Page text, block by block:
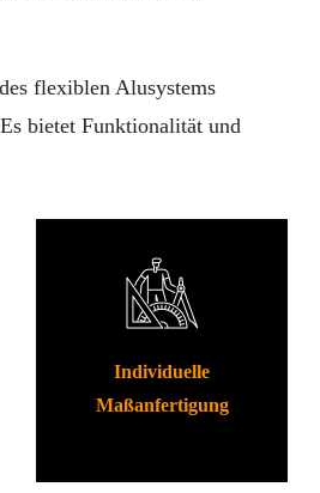
flexiblen Alusystems
bietet Funktionalität und
Individuelle
Maßanfertigung